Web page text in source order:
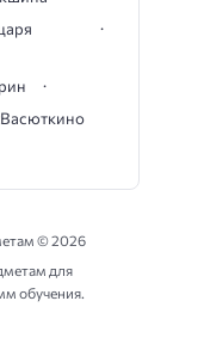
©2026
для
обучения.